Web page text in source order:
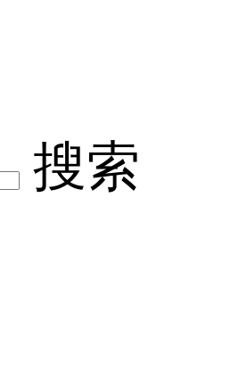
搜索